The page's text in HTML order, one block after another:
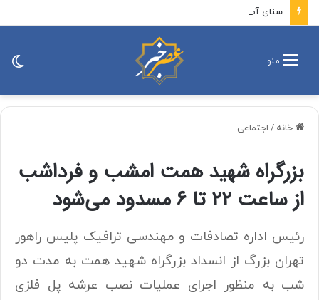
منو
خانه / اجتماعی
بزرگراه شهید همت امشب و فرداشب
از ساعت ۲۲ تا ۶ مسدود می‌شود
رئیس اداره تصادفات و مهندسی ترافیک پلیس راهور
تهران بزرگ از انسداد بزرگراه شهید همت به مدت دو
شب به منظور اجرای عملیات نصب عرشه پل فلزی